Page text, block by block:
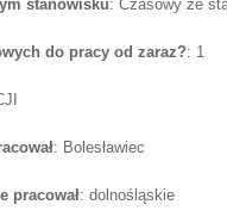
stanowisku: Czasowy ze
do pracy od zaraz?: 1
: Bolesławiec
pracował: dolnośląskie